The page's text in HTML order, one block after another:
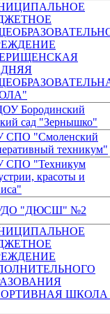
Бородинский
сад "Зернышко"
СПО "Смоленский
техникум"
СПО "Техникум
красоты и
"ДЮСШ" №2